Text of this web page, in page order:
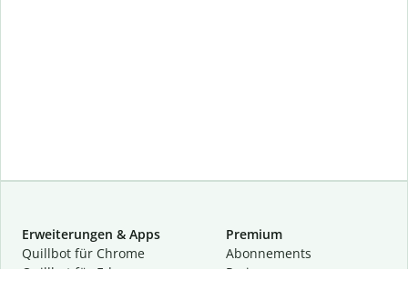
Erweiterungen & Apps
Quillbot für Chrome
Quillbot für Edge
Premium
Abon­ne­ments
Preise